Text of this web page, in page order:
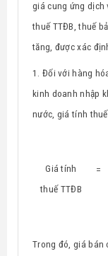
giá cung ứng dịch
thuế TTĐB, thuế
tăng, được xác
1. Đối với hàng
kinh doanh nhập
nước, giá tính
Giá tính
thuế TTĐB
=
Trong đó, giá bán